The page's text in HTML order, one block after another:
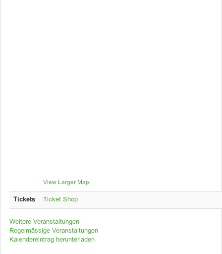
View Larger Map
Tickets Ticket Shop
Weitere Veranstaltungen
Regelmässige Veranstaltungen
Kalendereintrag herunterladen